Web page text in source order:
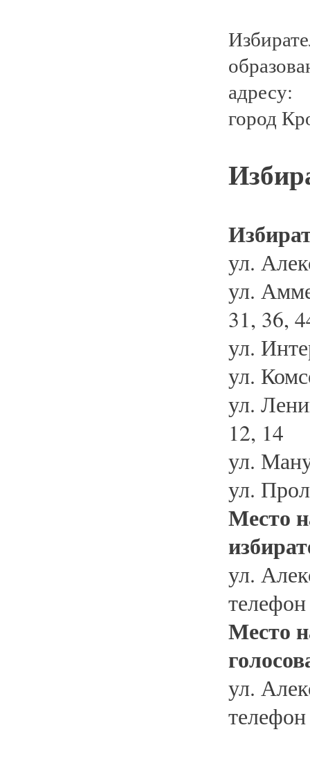
адресу:
город
ул.
ул.
31, 36,
ул.
ул.
ул.
12, 14
ул.
ул.
Место
ул.
Место
ул.